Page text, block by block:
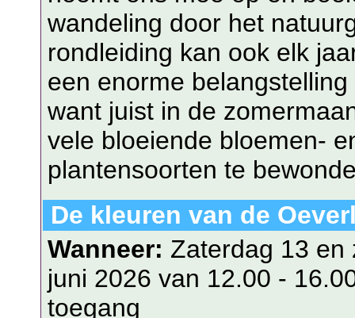
wandeling door het
rondleiding kan ook elk
een enorme
want juist in de
vele bloeiende bloemen-
plantensoorten te
De kleuren van de
Wanneer: Zaterdag 13 en
juni 2026 van 12.00 -
toegang